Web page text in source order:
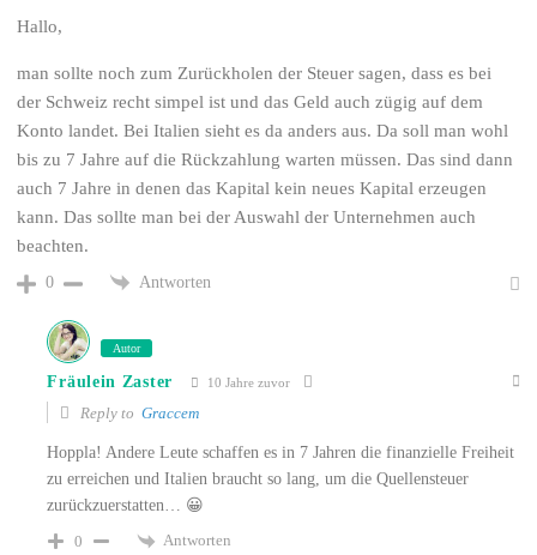
Hallo,
man sollte noch zum Zurückholen der Steuer sagen, dass es bei
der Schweiz recht simpel ist und das Geld auch zügig auf dem
Konto landet. Bei Italien sieht es da anders aus. Da soll man wohl
bis zu 7 Jahre auf die Rückzahlung warten müssen. Das sind dann
auch 7 Jahre in denen das Kapital kein neues Kapital erzeugen
kann. Das sollte man bei der Auswahl der Unternehmen auch
beachten.
0 Antworten
Autor
Fräulein Zaster 10 Jahre zuvor
Reply toGraccem
Hoppla! Andere Leute schaffen es in 7 Jahren die finanzielle Freiheit
zu erreichen und Italien braucht so lang, um die Quellensteuer
zurückzuerstatten… 😀
0
Antworten